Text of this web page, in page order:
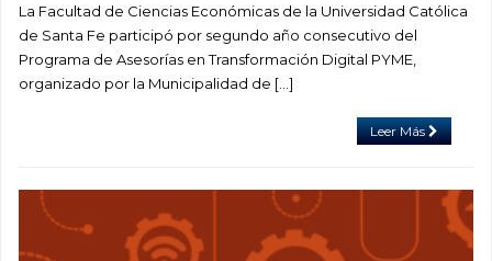
La Facultad de Ciencias Económicas de la Universidad Católica
de Santa Fe participó por segundo año consecutivo del
Programa de Asesorías en Transformación Digital PYME,
organizado por la Municipalidad de […]
Leer Más